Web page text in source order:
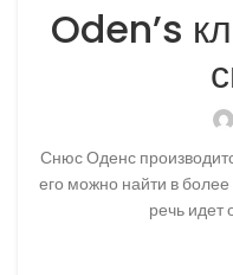
Oden’s
Снюс Оденс
его можно найти в
речь идет